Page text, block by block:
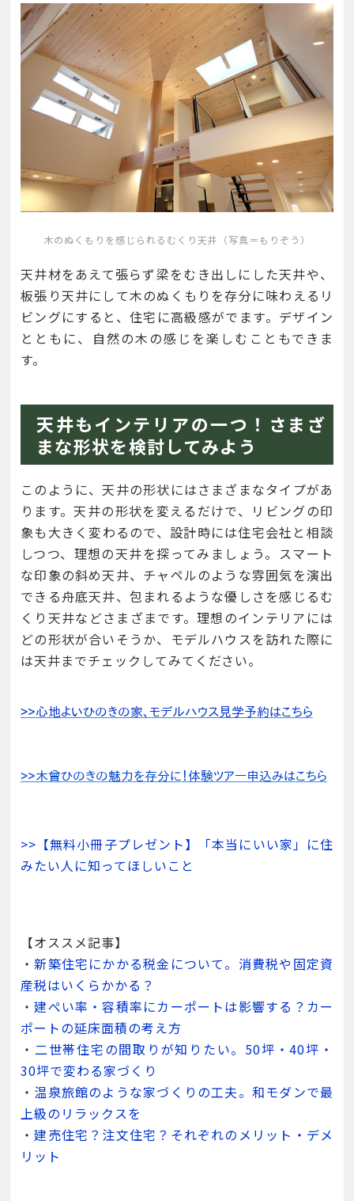
木のぬくもりを感じられるむくり天井（写真＝もりぞう）
天井材をあえて張らず梁をむき出しにした天井や、
板張り天井にして木のぬくもりを存分に味わえるリ
ビングにすると、住宅に高級感がでます。デザイン
とともに、自然の木の感じを楽しむこともできま
す。
天井もインテリアの一つ！さまざ
まな形状を検討してみよう
このように、天井の形状にはさまざまなタイプがあ
ります。天井の形状を変えるだけで、リビングの印
象も大きく変わるので、設計時には住宅会社と相談
しつつ、理想の天井を探ってみましょう。スマート
な印象の斜め天井、チャペルのような雰囲気を演出
できる舟底天井、包まれるような優しさを感じるむ
くり天井などさまざまです。理想のインテリアには
どの形状が合いそうか、モデルハウスを訪れた際に
は天井までチェックしてみてください。
>>【無料小冊子プレゼント】「本当にいい家」に住
みたい人に知ってほしいこと
【オススメ記事】
・新築住宅にかかる税金について。消費税や固定資
産税はいくらかかる？
・建ぺい率・容積率にカーポートは影響する？カー
ポートの延床面積の考え方
・ 二世帯住宅の間取りが知りたい。50坪・40坪・
30坪で変わる家づくり
・ 温泉旅館のような家づくりの工夫。和モダンで最
上級のリラックスを
・建売住宅？注文住宅？それぞれのメリット・デメ
リット